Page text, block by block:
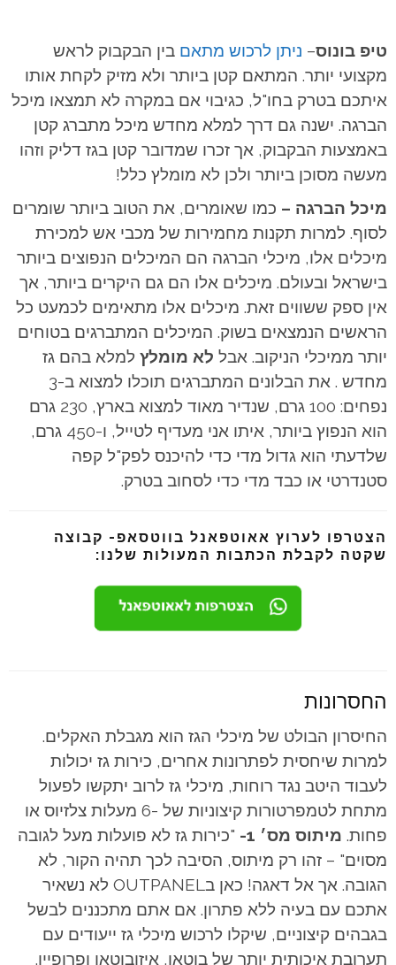
טיפ בונוס– ניתן לרכוש מתאם בין הבקבוק לראש
מקצועי יותר. המתאם קטן ביותר ולא מזיק לקחת אותו
איתכם בטרק בחו"ל, כגיבוי אם במקרה לא תמצאו מיכל
הברגה. ישנה גם דרך למלא מחדש מיכל מתברג קטן
באמצעות הבקבוק, אך זכרו שמדובר קטן בגז דליק וזהו
מעשה מסוכן ביותר ולכן לא מומלץ כלל!
מיכל הברגה – כמו שאומרים, את הטוב ביותר שומרים
לסוף. למרות תקנות מחמירות של מכבי אש למכירת
מיכלים אלו, מיכלי הברגה הם המיכלים הנפוצים ביותר
בישראל ובעולם. מיכלים אלו הם גם היקרים ביותר, אך
אין ספק ששווים זאת. מיכלים אלו מתאימים לכמעט כל
הראשים הנמצאים בשוק. המיכלים המתברגים בטוחים
יותר ממיכלי הניקוב. אבל לא מומלץ למלא בהם גז
מחדש . את הבלונים המתברגים תוכלו למצוא ב-3
נפחים: 100 גרם, שנדיר מאוד למצוא בארץ, 230 גרם
הוא הנפוץ ביותר, איתו אני מעדיף לטייל, ו-450 גרם,
שלדעתי הוא גדול מדי כדי להיכנס לפק"ל קפה
סטנדרטי או כבד מדי כדי לסחוב בטרק.
הצטרפו לערוץ אאוטפאנל בווטסאפ- קבוצה
שקטה לקבלת הכתבות המעולות שלנו:
החסרונות
החיסרון הבולט של מיכלי הגז הוא מגבלת האקלים.
למרות שיחסית לפתרונות אחרים, כירות גז יכולות
לעבוד היטב נגד רוחות, מיכלי גז לרוב יתקשו לפעול
מתחת לטמפרטורות קיצוניות של -6 מעלות צלזיוס או
פחות. מיתוס מס׳ 1-
"כירות גז לא פועלות מעל לגובה
מסוים" – זהו רק מיתוס, הסיבה לכך תהיה הקור, לא
הגובה. אך אל דאגה! כאן בOUTPANEL לא נשאיר
אתכם עם בעיה ללא פתרון. אם אתם מתכננים לבשל
בגבהים קיצוניים, שיקלו לרכוש מיכלי גז ייעודים עם
תערובת איכותית יותר של בוטאן, איזובוטאן ופרופיין.